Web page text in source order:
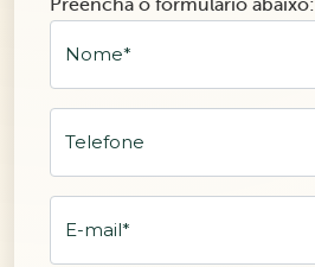
Preencha o formulário abaixo:
Nome*
Telefone
E-mail*